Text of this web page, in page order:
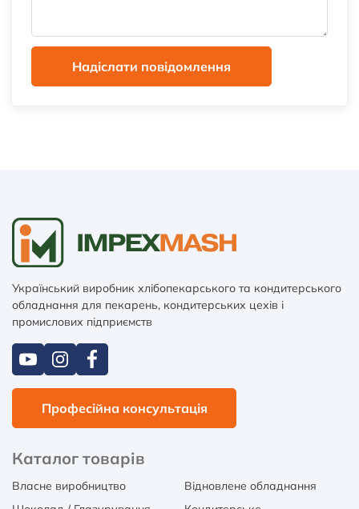
Надіслати повідомлення
Український виробник хлібопекарського та кондитерського
обладнання для пекарень, кондитерських цехів і
промислових підприємств
Професійна консультація
Каталог товарів
Власне виробництво
Відновлене обладнання